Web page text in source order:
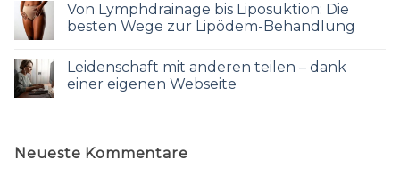
Von Lymphdrainage bis Liposuktion: Die
besten Wege zur Lipödem-Behandlung
Leidenschaft mit anderen teilen – dank
einer eigenen Webseite
Neueste Kommentare